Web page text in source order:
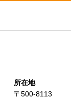
ン
所在地
〒500-8113